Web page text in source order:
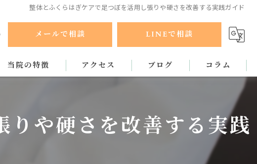
整体とふくらはぎケアで足つぼを活用し張りや硬さを改善する実践ガイド
メールで相談 LINEで相談
当院の特徴
骨盤矯正
アクセス ブログ コラム
や硬さを改善する実践